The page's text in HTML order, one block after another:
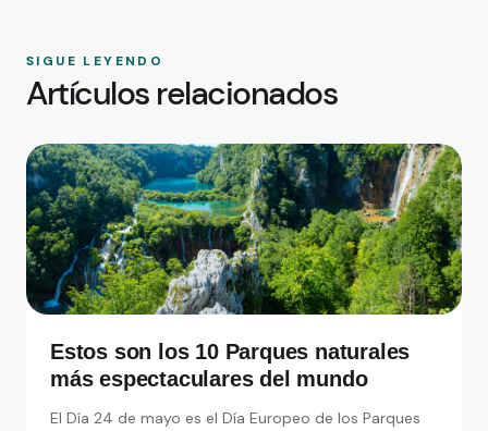
SIGUE LEYENDO
Artículos relacionados
Estos son los 10 Parques naturales
más espectaculares del mundo
El Día 24 de mayo es el Día Europeo de los Parques